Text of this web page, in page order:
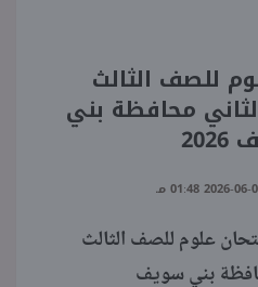
قهوة
الطلبة
ملفات
للصف الثالث
محافظة بني
علوم للصف الثالث
بني سويف